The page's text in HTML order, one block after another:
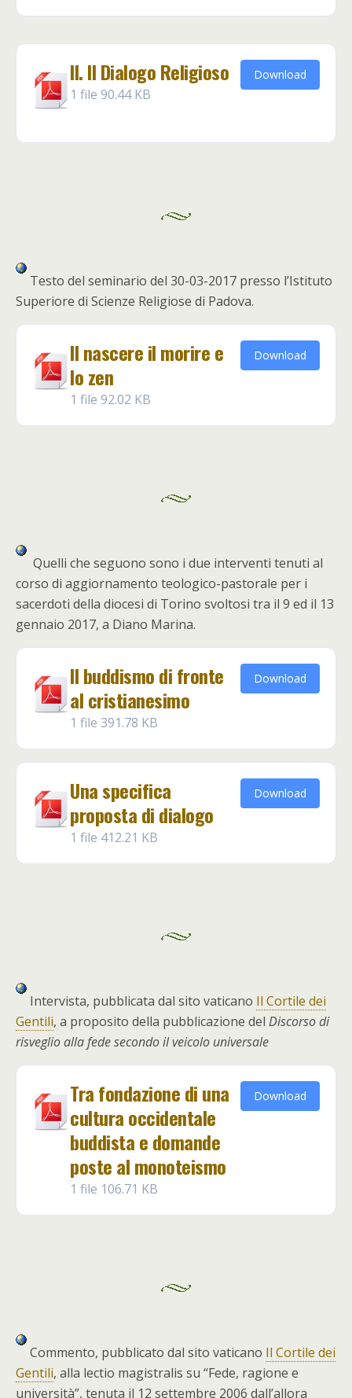
II. Il Dialogo Religioso
1 file 90.44 KB
Download
Testo del seminario del 30-03-2017 presso l’Istituto
Superiore di Scienze Religiose di Padova.
Il nascere il morire e
lo zen
1 file 92.02 KB
Download
Quelli che seguono sono i due interventi tenuti al
corso di aggiornamento teologico-pastorale per i
sacerdoti della diocesi di Torino svoltosi tra il 9 ed il 13
gennaio 2017, a Diano Marina.
Il buddismo di fronte
al cristianesimo
1 file 391.78 KB
Download
Una specifica
proposta di dialogo
1 file 412.21 KB
Download
Intervista, pubblicata dal sito vaticano Il Cortile dei
Gentili, a proposito della pubblicazione del Discorso di
risveglio alla fede secondo il veicolo universale
Tra fondazione di una
cultura occidentale
buddista e domande
poste al monoteismo
1 file 106.71 KB
Download
Commento, pubblicato dal sito vaticano Il Cortile dei
Gentili, alla lectio magistralis su “Fede, ragione e
università”, tenuta il 12 settembre 2006 dall’allora